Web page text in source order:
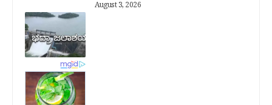
August 3, 2026